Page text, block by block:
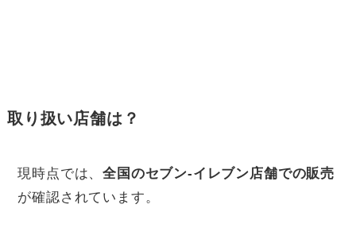
取り扱い店舗は？
現時点では、全国のセブン-イレブン店舗での販売
が確認されています。